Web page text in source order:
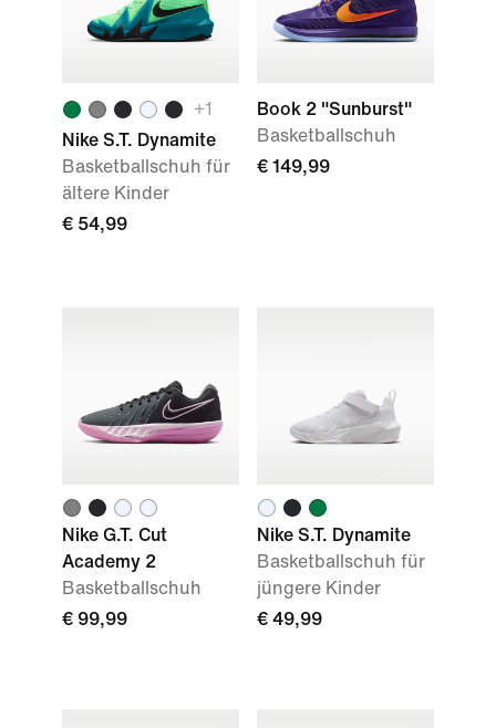
+1
Nike S.T. Dynamite
Basketballschuh für
ältere Kinder
€ 54,99
Book 2 "Sunburst"
Basketballschuh
€ 149,99
Nike G.T. Cut
Academy 2
Basketballschuh
€ 99,99
Nike S.T. Dynamite
Basketballschuh für
jüngere Kinder
€ 49,99